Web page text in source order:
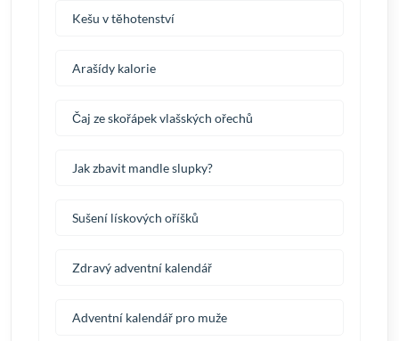
Kešu v těhotenství
Arašídy kalorie
Čaj ze skořápek vlašských ořechů
Jak zbavit mandle slupky?
Sušení lískových oříšků
Zdravý adventní kalendář
Adventní kalendář pro muže